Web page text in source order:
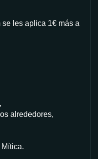
les aplica 1€ más a
alrededores,